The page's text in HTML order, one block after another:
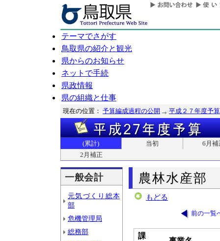
テーマでさがす
鳥取県の紹介と観光
県からのお知らせ
ネットで手続
県政情報
県の組織と仕事
現在の位置： 予算編成過程の公開 平成２７年度予算
(累計) 当初
6月補
2月補正
一般会計
元気づくり総本
部
危機管理局
総務部
農林水産部
もどる
前の一覧
課